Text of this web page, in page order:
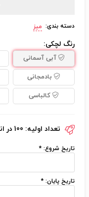
دسته بندی: میز
رنگ لچکی:
آبی آسمانی
بادمجانی
کالباسی
تعداد اولیه: 100 در انبار
تاریخ شروع: *
تاریخ پایان: *